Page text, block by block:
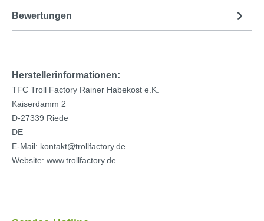
Bewertungen
Herstellerinformationen:
TFC Troll Factory Rainer Habekost e.K.
Kaiserdamm 2
D-27339 Riede
DE
E-Mail: kontakt@trollfactory.de
Website: www.trollfactory.de